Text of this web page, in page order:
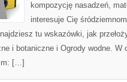
kompozycję nasadzeń,
interesuje Cię
tu wskazówki, jak
i botaniczne i Ogrody wodne. W
[…]